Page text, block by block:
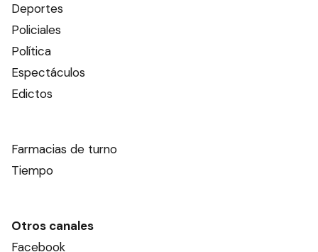
Deportes
Policiales
Política
Espectáculos
Edictos
Farmacias de turno
Tiempo
Otros canales
Facebook